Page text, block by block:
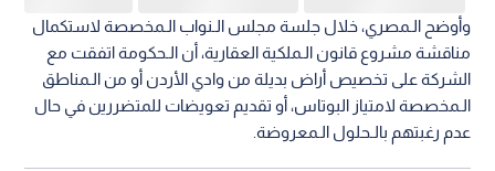
وأوضح الـمصري، خلال جلسة مجلس الـنواب الـمخصصة لاستكمال
مناقشة مشروع قانون الـملكية العقارية، أن الـحكومة اتفقت مع
الشركة على تخصيص أراض بديلة من وادي الأردن أو من الـمناطق
الـمخصصة لامتياز البوتاس، أو تقديم تعويضات للمتضررين في حال
عدم رغبتهم بالـحلول الـمعروضة.